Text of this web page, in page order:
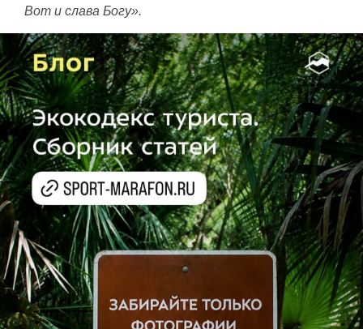
Вот и слава Богу».